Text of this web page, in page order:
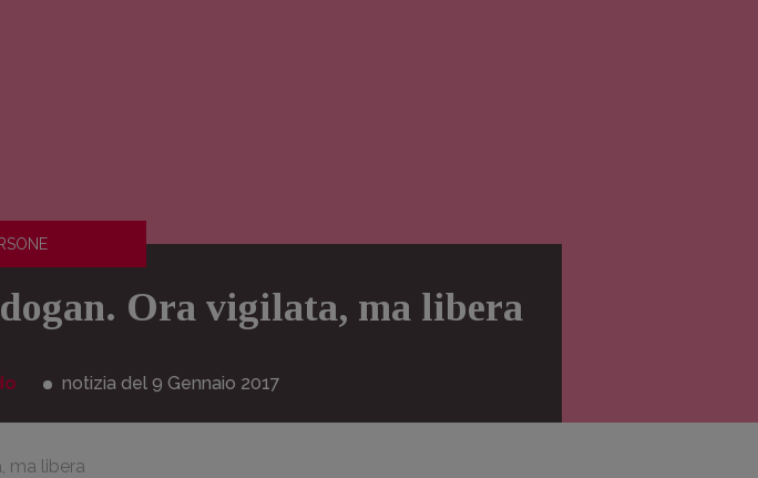
Ora vigilata, ma libera
notizia del 9 Gennaio 2017
ma libera